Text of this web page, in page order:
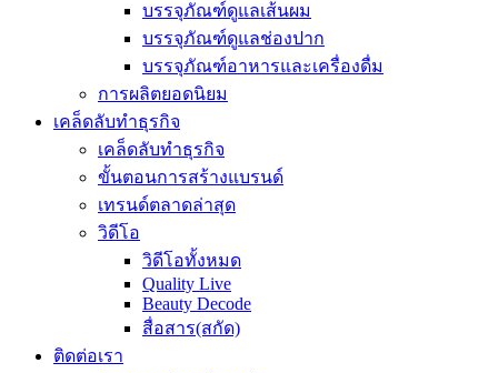
บรรจุภัณฑ์ดูแลเส้นผม
บรรจุภัณฑ์ดูแลช่องปาก
บรรจุภัณฑ์อาหารและเครื่องดื่ม
การผลิตยอดนิยม
เคล็ดลับทำธุรกิจ
เคล็ดลับทำธุรกิจ
ขั้นตอนการสร้างแบรนด์
เทรนด์ตลาดล่าสุด
วิดีโอ
วิดีโอทั้งหมด
Quality Live
Beauty Decode
สื่อสาร(สกัด)
ติดต่อเรา